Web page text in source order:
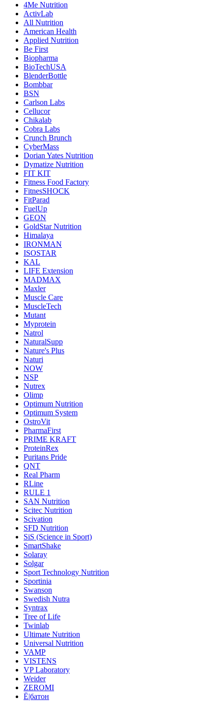
4Me Nutrition
ActivLab
All Nutrition
American Health
Applied Nutrition
Be First
Biopharma
BioTechUSA
BlenderBottle
Bombbar
BSN
Carlson Labs
Cellucor
Chikalab
Cobra Labs
Crunch Brunch
CyberMass
Dorian Yates Nutrition
Dymatize Nutrition
FIT KIT
Fitness Food Factory
FitnesSHOCK
FitParad
FuelUp
GEON
GoldStar Nutrition
Himalaya
IRONMAN
ISOSTAR
KAL
LIFE Extension
MADMAX
Maxler
Muscle Care
MuscleTech
Mutant
Myprotein
Natrol
NaturalSupp
Nature's Plus
Naturi
NOW
NSP
Nutrex
Olimp
Optimum Nutrition
Optimum System
OstroVit
PharmaFirst
PRIME KRAFT
ProteinRex
Puritans Pride
QNT
Real Pharm
RLine
RULE 1
SAN Nutrition
Scitec Nutrition
Scivation
SFD Nutrition
SiS (Science in Sport)
SmartShake
Solaray
Solgar
Sport Technology Nutrition
Sportinia
Swanson
Swedish Nutra
Syntrax
Tree of Life
Twinlab
Ultimate Nutrition
Universal Nutrition
VAMP
VISTENS
VP Laboratory
Weider
ZEROMI
Ё|батон